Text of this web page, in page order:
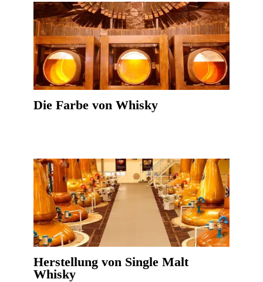
Die Farbe von Whisky
Herstellung von Single Malt
Whisky